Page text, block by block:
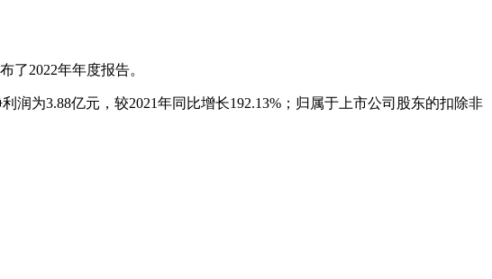
了2022年年度报告。
润为3.88亿元，较2021年同比增长192.13%；归属于上市公司股东的扣除非